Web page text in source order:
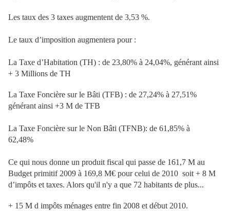
Les taux des 3 taxes augmentent de 3,53 %.
Le taux d’imposition augmentera pour :
La Taxe d’Habitation (TH) : de 23,80% à 24,04%, générant ainsi
+ 3 Millions de TH
La Taxe Foncière sur le Bâti (TFB) : de 27,24% à 27,51%
générant ainsi +3 M de TFB
La Taxe Foncière sur le Non Bâti (TFNB): de 61,85% à
62,48%
Ce qui nous donne un produit fiscal qui passe de 161,7 M au
Budget primitif 2009 à 169,8 M€ pour celui de 2010 soit + 8 M
d’impôts et taxes. Alors qu'il n'y a que 72 habitants de plus...
+ 15 M d impôts ménages entre fin 2008 et début 2010.